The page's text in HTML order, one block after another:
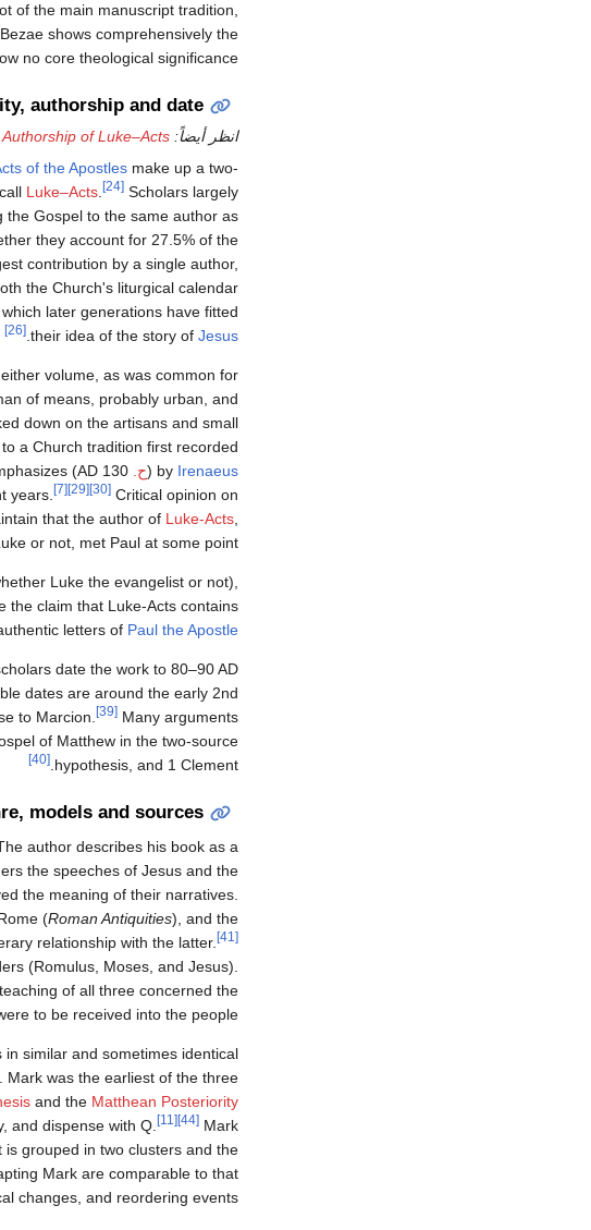
of the main manuscript tradition,
shows comprehensively the
no core theological significance.
authorship and date
انظر أيضاً: Authorship of Luke–Acts
of the Apostles make up a two-
Luke–Acts [24] Scholars largely
Gospel to the same author as
they account for 27.5% of the
contribution by a single author,
the Church's liturgical calendar
later generations have fitted
their idea of the story of Jesus
[26]
volume, as was common for
of means, probably urban, and
down on the artisans and small
a Church tradition first recorded
by Irenaeus
(ح.
years.
[7] [29] [30] Critical opinion on
that the author of Luke-Acts
or not, met Paul at some point.
Luke the evangelist or not),
the claim that Luke-Acts contains
letters of Paul the Apostle
date the work to 80–90 AD
dates are around the early 2nd
to Marcion. [39] Many arguments
of Matthew in the two-source
hypothesis, and 1 Clement.
[40]
models and sources
author describes his book as a
the speeches of Jesus and the
the meaning of their narratives.
(Roman Antiquities), and the
relationship with the latter. [41]
(Romulus, Moses, and Jesus).
of all three concerned the
to be received into the people.
in similar and sometimes identical
Mark was the earliest of the three (
and the Matthean Posteriority
and dispense with Q. [11] [44] Mark
grouped in two clusters and the
Mark are comparable to that
changes, and reordering events.